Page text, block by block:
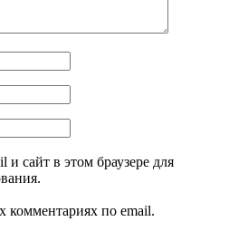
сайт в этом браузере для
комментариях по email.